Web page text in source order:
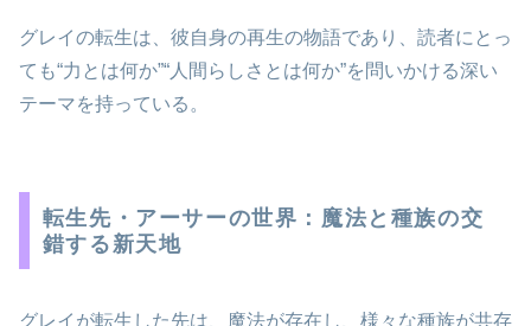
グレイの転生は、彼自身の再生の物語であり、読者にとっ
ても“力とは何か”“人間らしさとは何か”を問いかける深い
テーマを持っている。
転生先・アーサーの世界：魔法と種族の交
錯する新天地
グレイが転生した先は、魔法が存在し、様々な種族が共存